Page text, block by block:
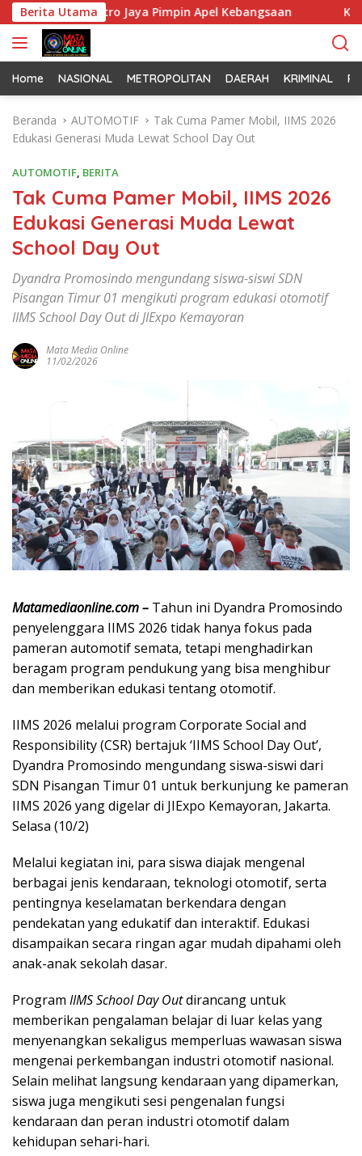
a
g
u
Berita Utama
Metro Jaya Pimpin Apel Kebangsaan Korem 052/
Home NASIONAL METROPOLITAN DAERAH KRIMINAL
Beranda AUTOMOTIF
Tak Cuma Pamer Mobil, IIMS 2026
Edukasi Generasi Muda Lewat School Day Out
AUTOMOTIF, BERITA
Tak Cuma Pamer Mobil, IIMS 2026
Edukasi Generasi Muda Lewat
School Day Out
Dyandra Promosindo mengundang siswa-siswi SDN
Pisangan Timur 01 mengikuti program edukasi otomotif
IIMS School Day Out di JIExpo Kemayoran
Mata Media Online
11/02/2026
Matamediaonline.com – Tahun ini Dyandra Promosindo
penyelenggara IIMS 2026 tidak hanya fokus pada
pameran automotif semata, tetapi menghadirkan
beragam program pendukung yang bisa menghibur
dan memberikan edukasi tentang otomotif.
IIMS 2026 melalui program Corporate Social and
Responsibility (CSR) bertajuk ‘IIMS School Day Out’,
Dyandra Promosindo mengundang siswa-siswi dari
SDN Pisangan Timur 01 untuk berkunjung ke pameran
IIMS 2026 yang digelar di JIExpo Kemayoran, Jakarta.
Selasa (10/2)
Melalui kegiatan ini, para siswa diajak mengenal
berbagai jenis kendaraan, teknologi otomotif, serta
pentingnya keselamatan berkendara dengan
pendekatan yang edukatif dan interaktif. Edukasi
disampaikan secara ringan agar mudah dipahami oleh
anak-anak sekolah dasar.
Program IIMS School Day Outdirancang untuk
memberikan pengalaman belajar di luar kelas yang
menyenangkan sekaligus memperluas wawasan siswa
mengenai perkembangan industri otomotif nasional.
Selain melihat langsung kendaraan yang dipamerkan,
siswa juga mengikuti sesi pengenalan fungsi
kendaraan dan peran industri otomotif dalam
kehidupan sehari-hari.